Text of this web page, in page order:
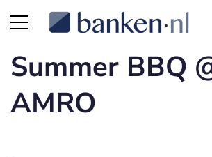
Summer BBQ
AMRO